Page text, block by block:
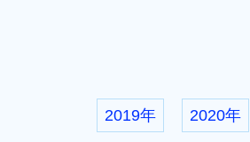
2019年 2020年